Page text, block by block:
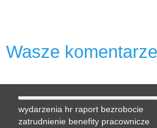
Wasze komentarze
wydarzenia hr raport bezrobocie
zatrudnienie benefity pracownicze